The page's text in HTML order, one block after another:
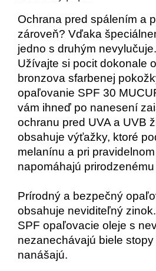
Ochrana pred spálením a
zároveň? Vďaka
jedno s druhým nevylučuje.
Užívajte si pocit dokonale
bronzova sfarbenej
opaľovanie SPF 30
vám ihneď po nanesení
ochranu pred UVA a UVB
obsahuje výťažky, ktoré
melanínu a pri
napomáhajú
Prírodný a bezpečný
obsahuje neviditeľný zinok
SPF opaľovacie oleje s
nezanechávajú biele
nanášajú.